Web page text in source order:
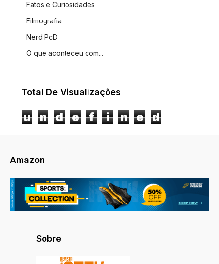
Fatos e Curiosidades
Filmografia
Nerd PcD
O que aconteceu com...
Total De Visualizações
u n d e f i n e d
Amazon
Sobre